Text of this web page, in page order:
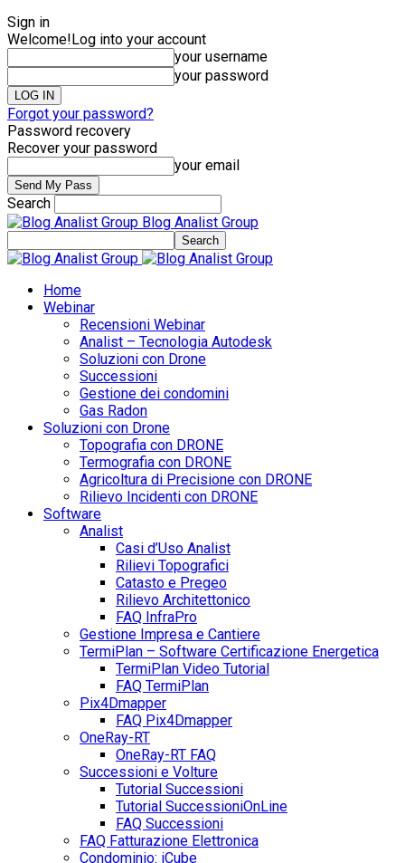
Sign in
Welcome!Log into your account
your username
your password
Forgot your password?
Password recovery
Recover your password
your email
Search
Blog Analist Group
Home
Webinar
Recensioni Webinar
Analist – Tecnologia Autodesk
Soluzioni con Drone
Successioni
Gestione dei condomini
Gas Radon
Soluzioni con Drone
Topografia con DRONE
Termografia con DRONE
Agricoltura di Precisione con DRONE
Rilievo Incidenti con DRONE
Software
Analist
Casi d’Uso Analist
Rilievi Topografici
Catasto e Pregeo
Rilievo Architettonico
FAQ InfraPro
Gestione Impresa e Cantiere
TermiPlan – Software Certificazione Energetica
TermiPlan Video Tutorial
FAQ TermiPlan
Pix4Dmapper
FAQ Pix4Dmapper
OneRay-RT
OneRay-RT FAQ
Successioni e Volture
Tutorial Successioni
Tutorial SuccessioniOnLine
FAQ Successioni
FAQ Fatturazione Elettronica
Condominio: iCube